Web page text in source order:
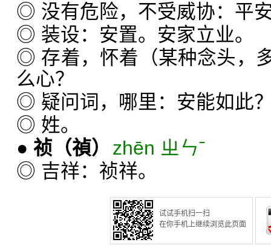
◎ 没有危险，不受威协：平
◎ 装设：安置。安家立业。
◎ 存着，怀着（某种念头，
么心？
◎ 疑问词，哪里：安能如此
◎ 姓。
● 祯 （禎）
zhēn ㄓㄣˉ
◎ 吉祥：祯祥。
试试手机扫一扫
在你手机上继续浏览此页面